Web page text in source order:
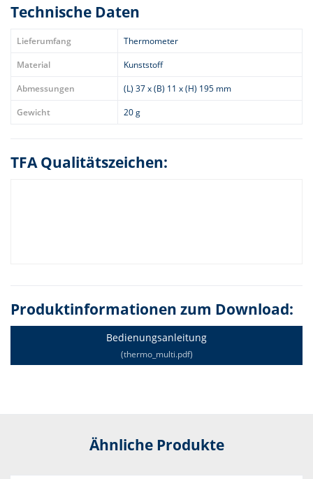
Technische Daten
Lieferumfang
Thermometer
Material
Kunststoff
Abmessungen
(L) 37 x (B) 11 x (H) 195 mm
Gewicht
20 g
TFA Qualitätszeichen:
Produktinformationen zum Download:
Bedienungsanleitung
(thermo_multi.pdf)
Ähnliche Produkte